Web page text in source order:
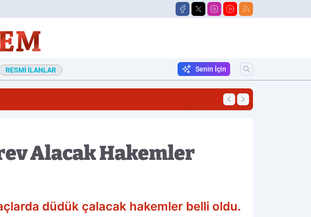
RESMI İLANLAR Senin İçin
12:05 Malul
Alacak Hakemler
düdük çalacak hakemler belli oldu.